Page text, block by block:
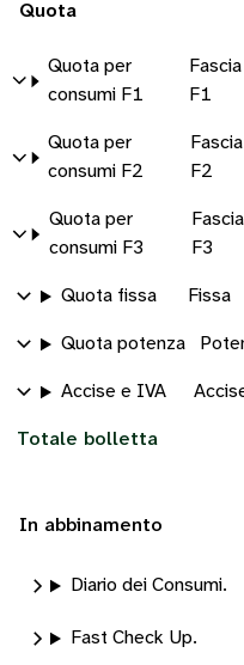
Quota
Quota per
consumi F1
Fascia
F1
Quota per
consumi F2
Fascia
F2
Quota per
consumi F3
Fascia
F3
Quota fissa Fissa
Quota potenza
Accise e IVA
Totale bolletta
In abbinamento
Diario dei Consumi.
Fast Check Up.